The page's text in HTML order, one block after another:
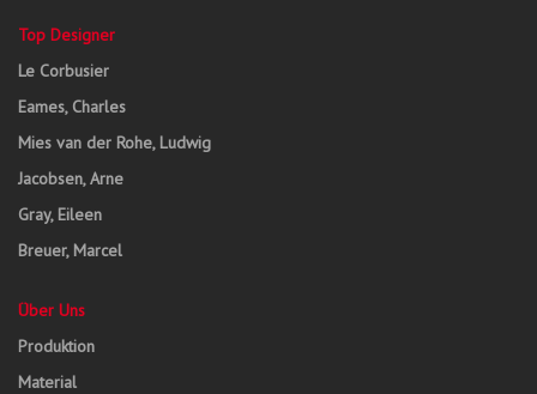
Top Designer
Le Corbusier
Eames, Charles
Mies van der Rohe, Ludwig
Jacobsen, Arne
Gray, Eileen
Breuer, Marcel
Über Uns
Produktion
Material